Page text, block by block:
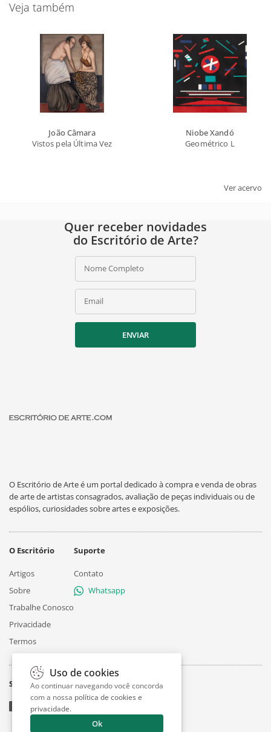
Veja também
João Câmara
Vistos pela Última Vez
Niobe Xandó
Geométrico L
Ver acervo
Quer receber novidades
do Escritório de Arte?
Nome Completo
Email
ENVIAR
O Escritório de Arte é um portal dedicado à compra e venda de obras
de arte de artistas consagrados, avaliação de peças individuais ou de
espólios, curiosidades sobre artes e exposições.
O Escritório
Artigos
Sobre
Trabalhe Conosco
Privacidade
Termos
Suporte
Contato
Whatsapp
Siga
Uso de cookies
Ao continuar navegando você concorda
com a nossa política de cookies e
privacidade.
Ok